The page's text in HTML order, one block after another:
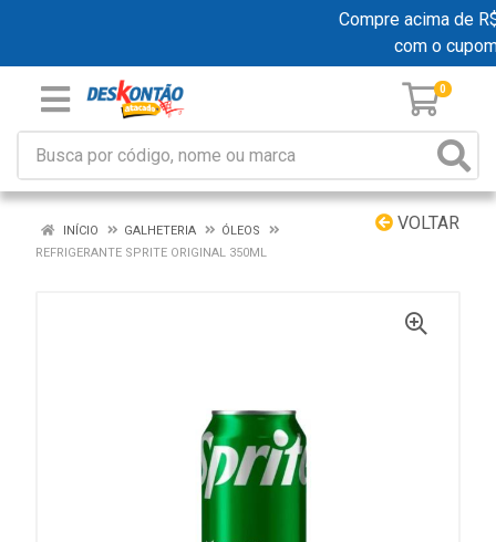
Compre acima de
com o
0
VOLTAR
INÍCIO GALHETERIA
ÓLEOS
REFRIGERANTE SPRITE ORIGINAL 350ML